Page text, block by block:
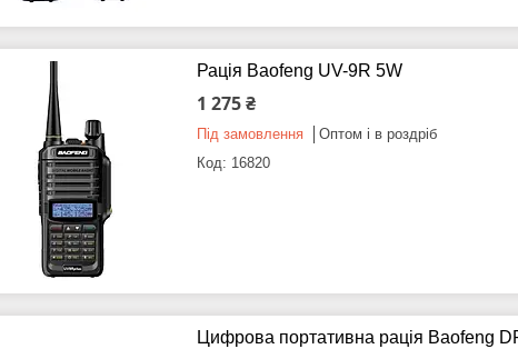
Рація Baofeng UV-9R 5W
1 275 ₴
Під замовлення
Оптом і в роздріб
16820
Цифрова портативна рація Baofeng